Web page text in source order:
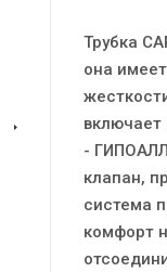
Трубка
она
включает
-
клапан,
система
комфорт